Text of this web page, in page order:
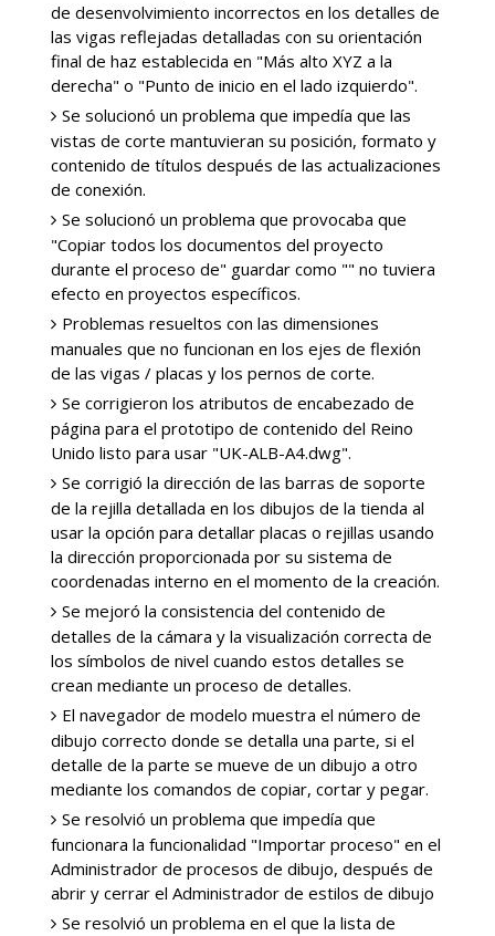
de desenvolvimiento incorrectos en los detalles de
las vigas reflejadas detalladas con su orientación
final de haz establecida en "Más alto XYZ a la
derecha" o "Punto de inicio en el lado izquierdo".
Se solucionó un problema que impedía que las
vistas de corte mantuvieran su posición, formato y
contenido de títulos después de las actualizaciones
de conexión.
Se solucionó un problema que provocaba que
"Copiar todos los documentos del proyecto
durante el proceso de" guardar como "" no tuviera
efecto en proyectos específicos.
Problemas resueltos con las dimensiones
manuales que no funcionan en los ejes de flexión
de las vigas / placas y los pernos de corte.
Se corrigieron los atributos de encabezado de
página para el prototipo de contenido del Reino
Unido listo para usar "UK-ALB-A4.dwg".
Se corrigió la dirección de las barras de soporte
de la rejilla detallada en los dibujos de la tienda al
usar la opción para detallar placas o rejillas usando
la dirección proporcionada por su sistema de
coordenadas interno en el momento de la creación.
Se mejoró la consistencia del contenido de
detalles de la cámara y la visualización correcta de
los símbolos de nivel cuando estos detalles se
crean mediante un proceso de detalles.
El navegador de modelo muestra el número de
dibujo correcto donde se detalla una parte, si el
detalle de la parte se mueve de un dibujo a otro
mediante los comandos de copiar, cortar y pegar.
Se resolvió un problema que impedía que
funcionara la funcionalidad "Importar proceso" en el
Administrador de procesos de dibujo, después de
abrir y cerrar el Administrador de estilos de dibujo
Se resolvió un problema en el que la lista de